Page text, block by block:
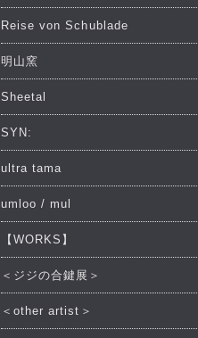
Reise von Schublade
明山窯
Sheetal
SYN:
ultra tama
umloo / mul
【WORKS】
＜ジジの合鍵展＞
＜other artist＞